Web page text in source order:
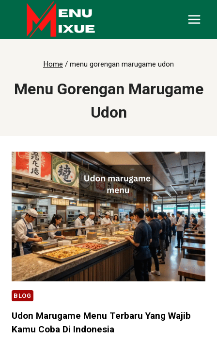
content
Home / menu gorengan marugame udon
Menu Gorengan Marugame
Udon
BLOG
Udon Marugame Menu Terbaru Yang Wajib
Kamu Coba Di Indonesia